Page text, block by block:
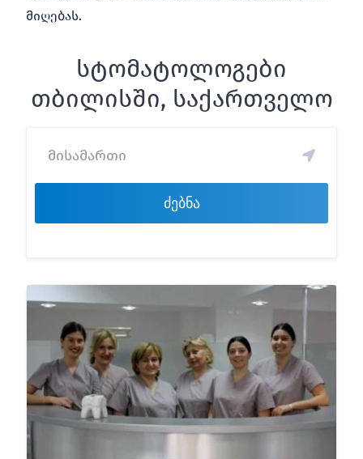
მიღებას.
სტომატოლოგები
თბილისში, საქართველო
ძებნა